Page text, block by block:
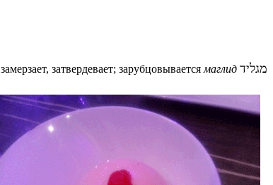
замерзает, затвердевает; зарубцовывается маглид מגליד